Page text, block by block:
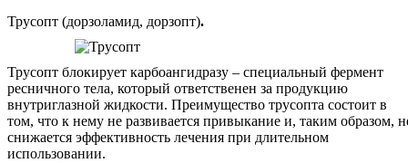
Трусопт (дорзоламид, дорзопт).
Трусопт блокирует карбоангидразу – специальный фермент
ресничного тела, который ответственен за продукцию
внутриглазной жидкости. Преимущество трусопта состоит в
том, что к нему не развивается привыкание и, таким образом,
снижается эффективность лечения при длительном
использовании.